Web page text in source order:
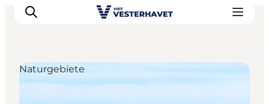
Naturgebiete